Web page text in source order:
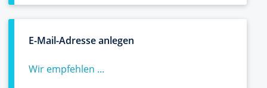
E-Mail-Adresse anlegen
Wir empfehlen ...